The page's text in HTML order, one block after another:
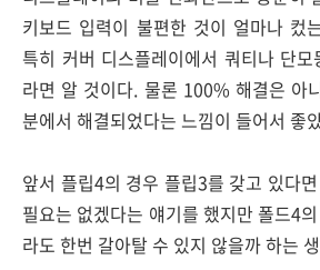
키보드 입력이 불편한 것이 얼마나 컸
특히 커버 디스플레이에서 쿼티나 단
라면 알 것이다. 물론 100% 해결은 아
분에서 해결되었다는 느낌이 들어서 좋
앞서 플립4의 경우 플립3를 갖고 있다
필요는 없겠다는 얘기를 했지만 폴드4
라도 한번 갈아탈 수 있지 않을까 하는